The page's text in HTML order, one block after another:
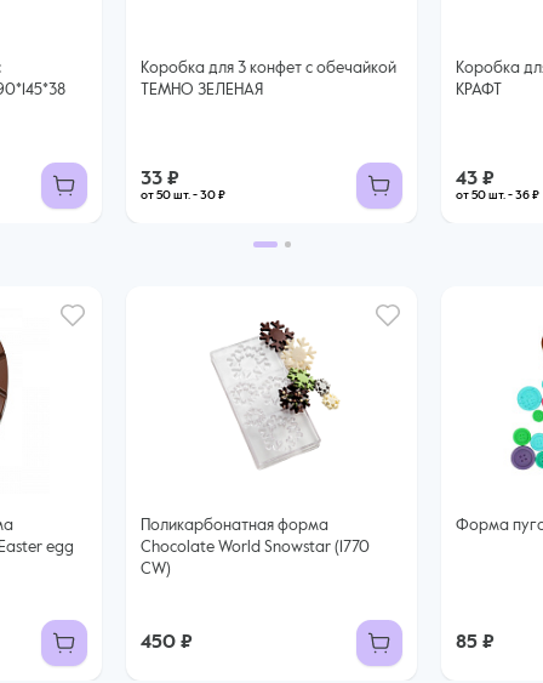
Коробка для 3 конфет с обечайкой
ТЕМНО ЗЕЛЕНАЯ
33 ₽
от 50 шт. - 30 ₽
Коробка
КРАФТ
43 ₽
от 50 шт. - 36 ₽
egg
Поликарбонатная форма
Chocolate World Snowstar (1770
CW)
450 ₽
Форма
85 ₽